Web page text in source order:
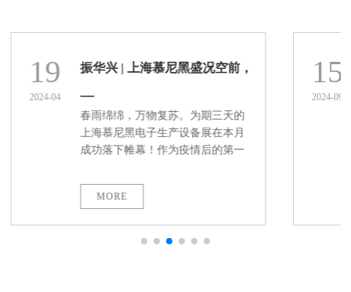
19
2024-04
振华兴 | 上海慕尼黑盛况空前，
振华兴新技术亮相引关注
春雨绵绵，万物复苏。为期三天的
上海慕尼黑电子生产设备展在本月
成功落下帷幕！作为疫情后的第一
的新老客户莅临我司展位，共同探
讨未来技术的发展方向以及公司合
设备吸引，现场工程师进行了详细
MORE
15
2024-09